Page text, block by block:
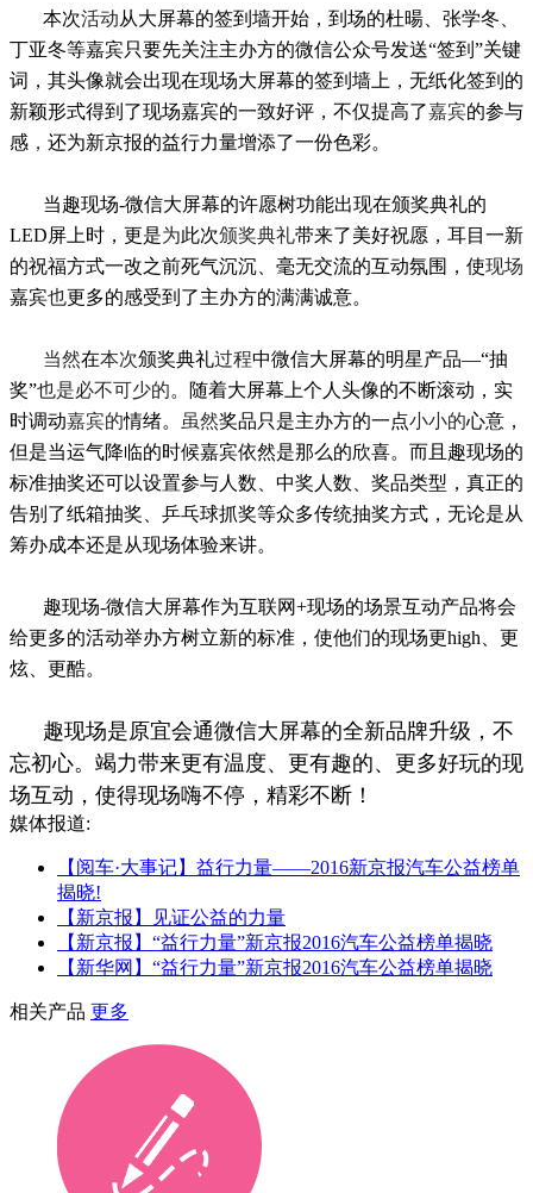
本次活动从大屏幕的签到墙开始，到场的杜暘 张学冬
丁亚冬等嘉宾只要先关注主办方的微信公众号发送“签到 ”关键
词 ，其头像就会出现在现场大屏幕的签到墙上， 无纸化签到的
新颖形式得到了现场嘉宾的一致好评 ，不仅提高了嘉宾的参与
感 ， 还为新京报的益行力量增添了一份色彩。
当趣现场-微信大屏幕的许愿树功能出现在颁奖典礼的
LED屏上时，更是为此次颁奖典礼带来了美好祝愿，耳目一新
的祝福方式一改之前死气沉沉、毫无交流的互动氛围 ，使现场
嘉宾也更多的感受到了主办方的满满诚意。
当然在本次颁奖典礼过程中微信大屏幕的明星产品—“抽
奖”也是必不可少的。随着大屏幕 上个人头像的不断滚动 ， 实
时调动嘉宾的情绪。 虽然奖品只是主办方的一点小小的心意 ，
但是当运气降临的时候嘉宾依然是那么的欣喜。而且 趣现场的
标准抽奖还可以设置参与人数、中奖人数、奖品类型， 真正的
告别了纸箱抽奖、乒乓球抓奖等众多传统抽奖方式， 无论是从
筹办成本还是从现场体验来讲。
趣现场-微信大屏幕作为互联网+现场的场景互动产品将会
给更多的活动举办方树立新的标准，使他们的现场更high、更
炫、更酷。
趣现场是原宜会通微信大屏幕的全新品牌升级，不
忘初心。竭力带来更有温度、更有趣的、更多好玩的现
场互动，使得现场嗨不停，精彩不断！
媒体报道:
【阅车·大事记】益行力量——2016新京报汽车公益榜单
揭晓!
【新京报】见证公益的力量
【新京报】“益行力量”新京报2016汽车公益榜单揭晓
【新华网】“益行力量”新京报2016汽车公益榜单揭晓
相关产品 更多